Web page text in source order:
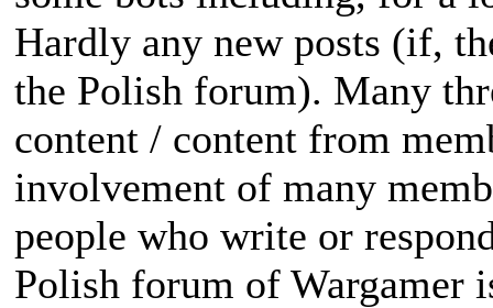
Hardly any new posts (if,
the Polish forum). Many
content / content from
involvement of many
people who write or
Polish forum of Wargamer